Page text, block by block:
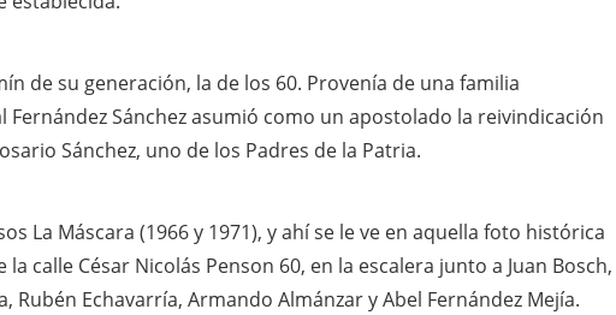
de su generación, la de los 60. Provenía de una familia
Fernández Sánchez asumió como un apostolado la reivindicación
Sánchez, uno de los Padres de la Patria.
La Máscara (1966 y 1971), y ahí se le ve en aquella foto histórica
calle César Nicolás Penson 60, en la escalera junto a Juan Bosch,
Rubén Echavarría, Armando Almánzar y Abel Fernández Mejía.